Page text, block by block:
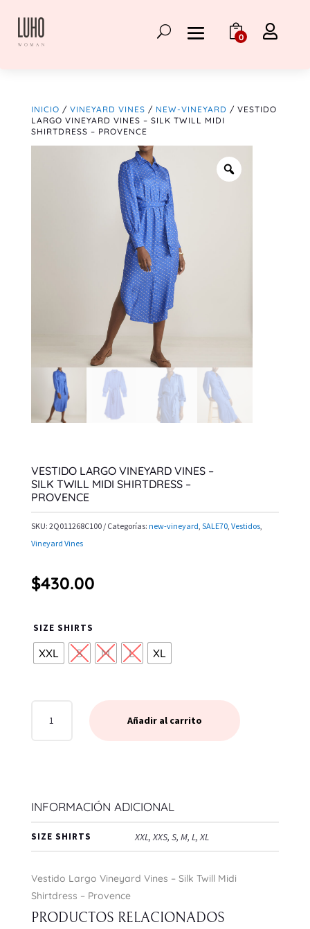
0 
INICIO / VINEYARD VINES / NEW-VINEYARD / VESTIDO
LARGO VINEYARD VINES – SILK TWILL MIDI
SHIRTDRESS – PROVENCE
VESTIDO LARGO VINEYARD VINES –
SILK TWILL MIDI SHIRTDRESS –
PROVENCE
SKU: 2Q011268C100 Categorías: new-vineyard, SALE70, Vestidos,
Vineyard Vines
$430.00
SIZE SHIRTS
XXL S M L XL
LARGO
TWILL
PROVENCE
CANTIDAD
Añadir al carrito
INFORMACIÓN ADICIONAL
SIZE SHIRTS XXL, XXS, S, M, L, XL
Vestido Largo Vineyard Vines – Silk Twill Midi
Shirtdress – Provence
PRODUCTOS RELACIONADOS